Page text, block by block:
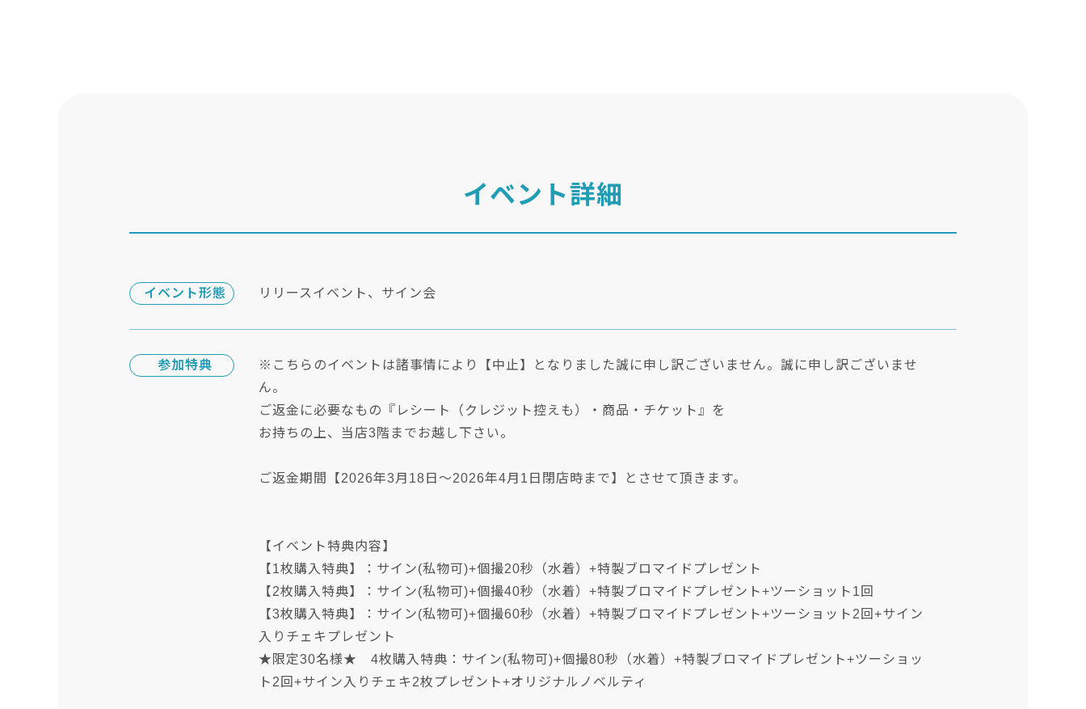
イベント詳細
イベント形態 リリースイベント、サイン会
参加特典
※こちらのイベントは諸事情により【中止】となりました誠に申し訳ございません。誠に申し訳ございませ
ん。
ご返金に必要なもの『レシート（クレジット控えも）・商品・チケット』を
お持ちの上、当店3階までお越し下さい。
ご返金期間【2026年3月18日～2026年4月1日閉店時まで】とさせて頂きます。
【イベント特典内容】
【1枚購入特典】：サイン(私物可)+個撮20秒（水着）+特製ブロマイドプレゼント
【2枚購入特典】：サイン(私物可)+個撮40秒（水着）+特製ブロマイドプレゼント+ツーショット1回
【3枚購入特典】：サイン(私物可)+個撮60秒（水着）+特製ブロマイドプレゼント+ツーショット2回+サイン
入りチェキプレゼント
★限定30名様★ 4枚購入特典：サイン(私物可)+個撮80秒（水着）+特製ブロマイドプレゼント+ツーショッ
ト2回+サイン入りチェキ2枚プレゼント+オリジナルノベルティ